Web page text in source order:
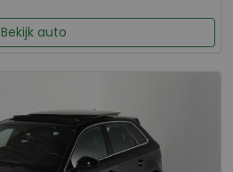
Bekijk auto